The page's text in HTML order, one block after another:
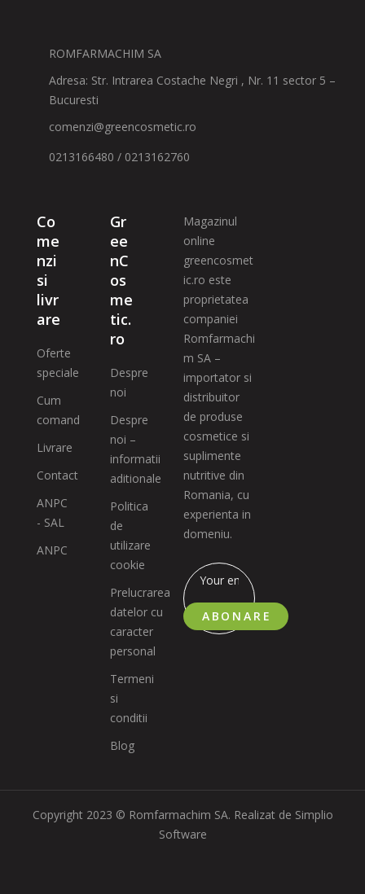
ROMFARMACHIM SA
Adresa: Str. Intrarea Costache Negri , Nr. 11 sector 5 –
Bucuresti
comenzi@greencosmetic.ro
0213166480 / 0213162760
Co
me
nzi
si
livr
are
Oferte
speciale
Cum
comand
Livrare
Contact
ANPC
- SAL
ANPC
Gr
ee
nC
os
me
tic.
ro
Despre
noi
Despre
noi –
informatii
aditionale
Politica
de
utilizare
cookie
Prelucrarea
datelor cu
caracter
personal
Termeni
si
conditii
Blog
Magazinul
online
greencosmet
ic.ro este
proprietatea
companiei
Romfarmachi
m SA –
importator si
distribuitor
de produse
cosmetice si
suplimente
nutritive din
Romania, cu
experienta in
domeniu.
ABONARE
Copyright 2023 © Romfarmachim SA. Realizat de Simplio
Software